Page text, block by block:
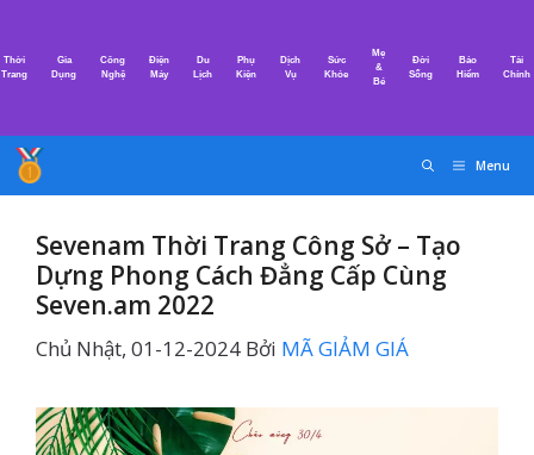
nội
Thời
Trang
Gia
Dụng
Công
Nghệ
Điện
Máy
Du
Lịch
Phụ
Kiện
Dịch
Vụ
Sức
Khỏe
Mẹ
&
Bé
Đời
Sống
Bảo
Hiểm
Tài
Chính
Menu
Sevenam Thời Trang Công Sở – Tạo
Dựng Phong Cách Đẳng Cấp Cùng
Seven.am 2022
Chủ Nhật, 01-12-2024 Bởi MÃ GIẢM GIÁ